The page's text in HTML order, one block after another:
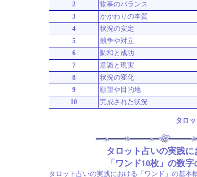
2
物事のバランス
3
かかわりの本質
4
状況の安定
5
競争や対立
6
調和と成功
7
意識と現実
8
状況の変化
9
願望や目的地
10
完成された状況
タロ
タロット占いの実践に
「ワンド10枚」の数
タロット占いの実践における「ワンド」の基本